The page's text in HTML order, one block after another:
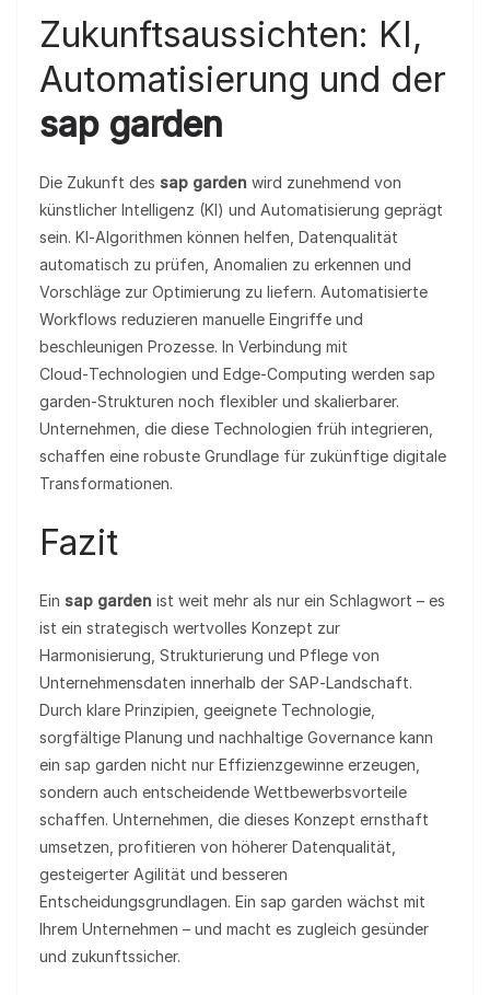
Zukunftsaussichten: KI,
Automatisierung und der
sap garden
Die Zukunft des sap garden wird zunehmend von
künstlicher Intelligenz (KI) und Automatisierung geprägt
sein. KI‑Algorithmen können helfen, Datenqualität
automatisch zu prüfen, Anomalien zu erkennen und
Vorschläge zur Optimierung zu liefern. Automatisierte
Workflows reduzieren manuelle Eingriffe und
beschleunigen Prozesse. In Verbindung mit
Cloud‑Technologien und Edge‑Computing werden sap
garden‑Strukturen noch flexibler und skalierbarer.
Unternehmen, die diese Technologien früh integrieren,
schaffen eine robuste Grundlage für zukünftige digitale
Transformationen.
Fazit
Ein sap garden ist weit mehr als nur ein Schlagwort – es
ist ein strategisch wertvolles Konzept zur
Harmonisierung, Strukturierung und Pflege von
Unternehmensdaten innerhalb der SAP‑Landschaft.
Durch klare Prinzipien, geeignete Technologie,
sorgfältige Planung und nachhaltige Governance kann
ein sap garden nicht nur Effizienzgewinne erzeugen,
sondern auch entscheidende Wettbewerbsvorteile
schaffen. Unternehmen, die dieses Konzept ernsthaft
umsetzen, profitieren von höherer Datenqualität,
gesteigerter Agilität und besseren
Entscheidungsgrundlagen. Ein sap garden wächst mit
Ihrem Unternehmen – und macht es zugleich gesünder
und zukunftssicher.